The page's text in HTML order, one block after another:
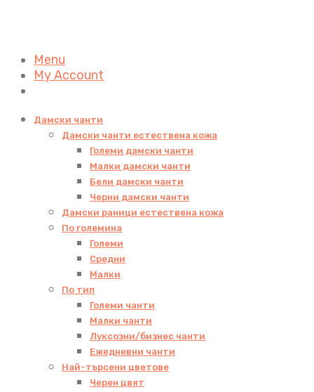
Menu
My Account
Дамски чанти
Дамски чанти естествена кожа
Големи дамски чанти
Малки дамски чанти
Бели дамски чанти
Черни дамски чанти
Дамски раници естествена кожа
По големина
Големи
Средни
Малки
По тип
Големи чанти
Малки чанти
Луксозни/бизнес чанти
Ежедневни чанти
Най-търсени цветове
Черен цвят